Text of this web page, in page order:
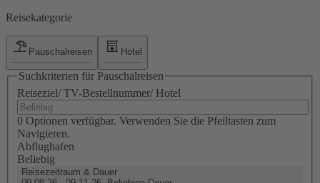
Reisekategorie
Pauschalreisen Hotel
Suchkriterien für Pauschalreisen
Reiseziel/ TV-Bestellnummer/ Hotel
0 Optionen verfügbar. Verwenden Sie die Pfeiltasten zum
Navigieren.
Abflughafen
Beliebig
Reisezeitraum & Dauer